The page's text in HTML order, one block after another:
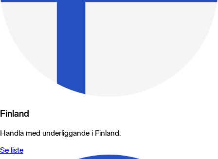
Finland
Handla med underliggande i Finland.
Se liste